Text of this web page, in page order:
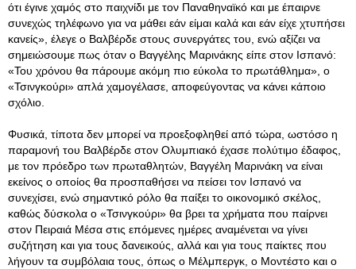
ότι έγινε χαμός στο παιχνίδι με τον Παναθηναϊκό και με έπαιρνε
συνεχώς τηλέφωνο για να μάθει εάν είμαι καλά και εάν είχε χτυπήσει
κανείς», έλεγε ο Βαλβέρδε στους συνεργάτες του, ενώ αξίζει να
σημειώσουμε πως όταν ο Βαγγέλης Μαρινάκης είπε στον Ισπανό:
«Του χρόνου θα πάρουμε ακόμη πιο εύκολα το πρωτάθλημα», ο
«Τσινγκούρι» απλά χαμογέλασε, αποφεύγοντας να κάνει κάποιο
σχόλιο.
Φυσικά, τίποτα δεν μπορεί να προεξοφληθεί από τώρα, ωστόσο η
παραμονή του Βαλβέρδε στον Ολυμπιακό έχασε πολύτιμο έδαφος,
με τον πρόεδρο των πρωταθλητών, Βαγγέλη Μαρινάκη να είναι
εκείνος ο οποίος θα προσπαθήσει να πείσει τον Ισπανό να
συνεχίσει, ενώ σημαντικό ρόλο θα παίξει το οικονομικό σκέλος,
καθώς δύσκολα ο «Τσινγκούρι» θα βρει τα χρήματα που παίρνει
στον Πειραιά Μέσα στις επόμενες ημέρες αναμένεται να γίνει
συζήτηση και για τους δανεικούς, αλλά και για τους παίκτες που
λήγουν τα συμβόλαια τους, όπως ο Μέλμπεργκ, ο Μοντέστο και ο